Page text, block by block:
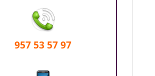
957 53 57 97